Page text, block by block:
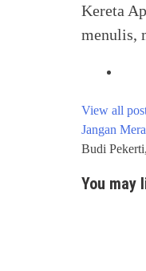
Kereta
menulis,
View all
Post
navigation
Jangan
Budi
You may